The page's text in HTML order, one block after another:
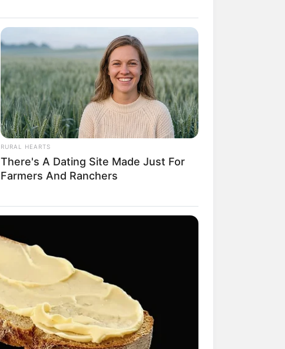
10 Desain Kanopi Tempat
Tidur, Serasa Beristirahat di
Kamar Raja
Tampil Lebih Modern, 7 Potret
Hasil Renovasi Rumah Berusia
90 Tahun
RURAL HEARTS
There's A Dating Site Made Just For
Farmers And Ranchers